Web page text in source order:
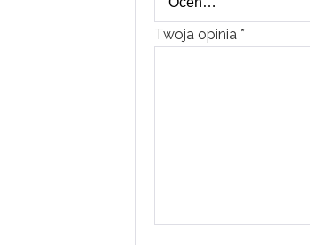
Twoja opinia *